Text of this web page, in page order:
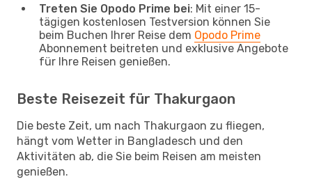
Treten Sie Opodo Prime bei: Mit einer 15-
tägigen kostenlosen Testversion können Sie
beim Buchen Ihrer Reise dem Opodo Prime
Abonnement beitreten und exklusive Angebote
für Ihre Reisen genießen.
Beste Reisezeit für Thakurgaon
Die beste Zeit, um nach Thakurgaon zu fliegen,
hängt vom Wetter in Bangladesch und den
Aktivitäten ab, die Sie beim Reisen am meisten
genießen.